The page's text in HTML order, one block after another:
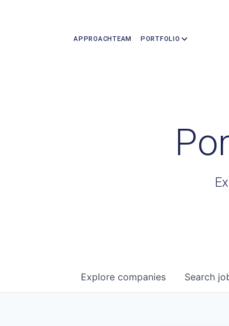
APPROACHTEAM PORTFOLIO
Search
Explore companies